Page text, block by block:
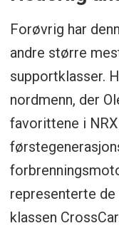
Forøvrig har
andre større
supportklasser.
nordmenn, der
favorittene i
representerte
klassen